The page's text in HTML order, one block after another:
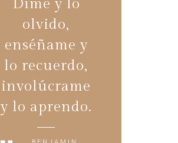
Dime y lo
olvido,
enséñame y
lo recuerdo,
involúcrame
y lo aprendo.